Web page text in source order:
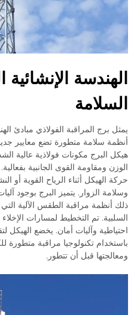
الهندسة
السلامة
يمثل برج المراقبة الفولاذي مبادئ
أنظمة سلامة متطورة تضع معايير
هيكل البرج مكونات فولاذية عالية
الوزن ومقاومة القوى الجانبية
حركة الهيكل أثناء الرياح القوية أو
وسلامة الزوار. يتميز البرج بوجود
ذلك أنظمة مراقبة الطقس الآلية
السلبية. تم التخطيط لمسارات
احتياطية وآليات أمان. يخضع الهيكل
باستخدام تكنولوجيا مراقبة
ومعالجتها قبل أن تتطور.